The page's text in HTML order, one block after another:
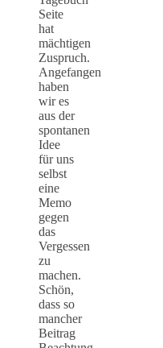
Seite
hat
mächtigen
Zuspruch.
Angefangen
haben
wir es
aus der
spontanen
Idee
für uns
selbst
eine
Memo
gegen
das
Vergessen
zu
machen.
Schön,
dass so
mancher
Beitrag